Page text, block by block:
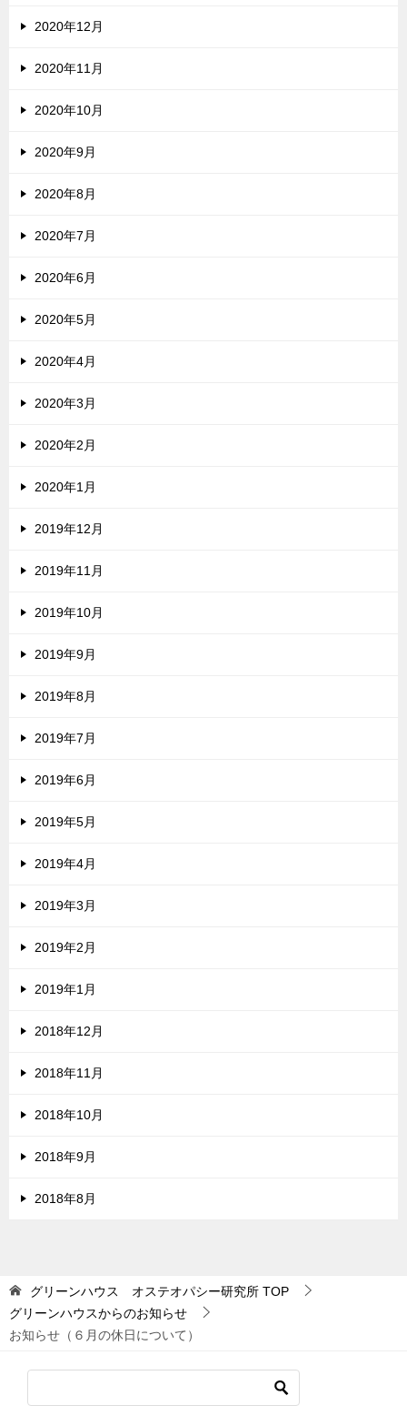
2020年12月
2020年11月
2020年10月
2020年9月
2020年8月
2020年7月
2020年6月
2020年5月
2020年4月
2020年3月
2020年2月
2020年1月
2019年12月
2019年11月
2019年10月
2019年9月
2019年8月
2019年7月
2019年6月
2019年5月
2019年4月
2019年3月
2019年2月
2019年1月
2018年12月
2018年11月
2018年10月
2018年9月
2018年8月
グリーンハウス オステオパシー研究所 TOP
グリーンハウスからのお知らせ
お知らせ（６月の休日について）